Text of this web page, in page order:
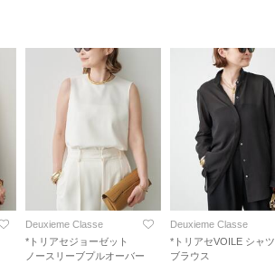
Deuxieme Classe
*トリアセジョーゼット
ノースリーブプルオーバー
Deuxieme Classe
*トリアセVOILE シャツ
ブラウス